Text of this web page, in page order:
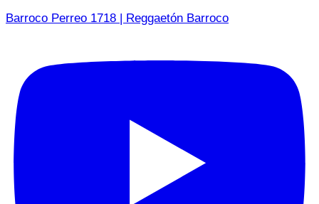
Barroco Perreo 1718 | Reggaetón Barroco